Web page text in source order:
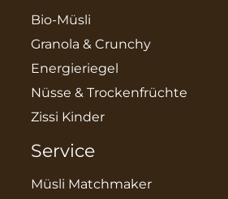
Bio-Müsli
Granola & Crunchy
Energieriegel
Nüsse & Trockenfrüchte
Zissi Kinder
Service
Müsli Matchmaker